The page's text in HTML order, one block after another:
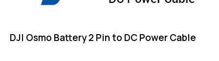
DJI Osmo Battery 2 Pin to DC Power Cable